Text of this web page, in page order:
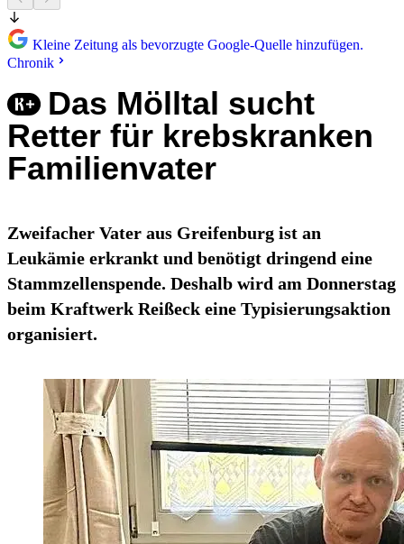
Kleine Zeitung als bevorzugte Google-Quelle hinzufügen.
Chronik
Das Mölltal sucht
Retter für krebskranken
Familienvater
Zweifacher Vater aus Greifenburg ist an
Leukämie erkrankt und benötigt dringend eine
Stammzellenspende. Deshalb wird am Donnerstag
beim Kraftwerk Reißeck eine Typisierungsaktion
organisiert.